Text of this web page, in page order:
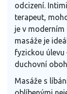
odcizení.
terapeut,
je v
masáže je
fyzickou úlevu
duchovní
Masáže s